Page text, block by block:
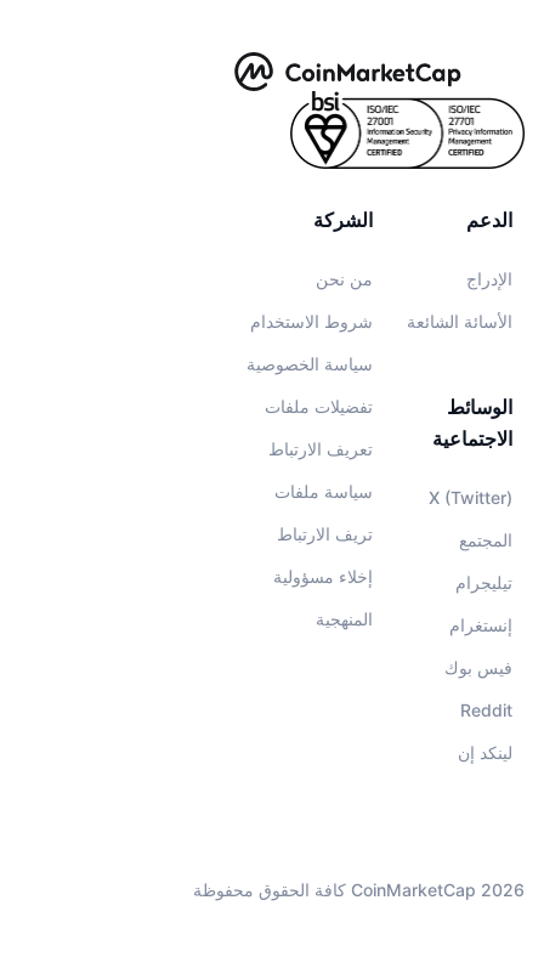
الشركة
من نحن
شروط الاستخدام
سياسة الخصوصية
تفضيلات ملفات
تعريف الارتباط
سياسة ملفات
تريف الارتباط
إخلاء مسؤولية
المنهجية
الدعم
الإدراج
الأسائة الشائعة
الوسائط
الاجتماعية
X (Twitter)
المجتمع
تيليجرام
إنستغرام
فيس بوك
Reddit
لينكد إن
CoinMarketCap 2026 كافة الحقوق محفوظة